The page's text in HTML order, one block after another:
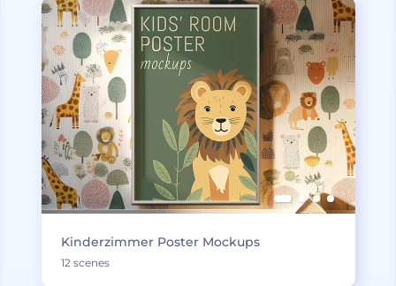
Kinderzimmer Poster Mockups
12 scenes